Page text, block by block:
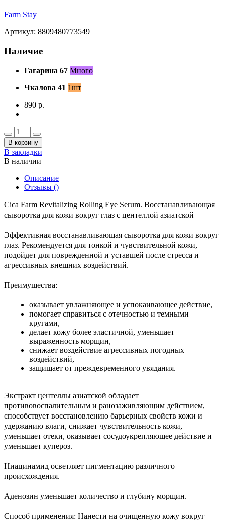
Farm Stay
Артикул: 8809480773549
Наличие
Гагарина 67 Много
Чкалова 41 1шт
890 р.
В корзину
В закладки
В наличии
Описание
Отзывы ()
Cica Farm Revitalizing Rolling Eye Serum. Восстанавливающая
сыворотка для кожи вокруг глаз с центеллой азиатской
Эффективная восстанавливающая сыворотка для кожи вокруг
глаз. Рекомендуется для тонкой и чувствительной кожи,
подойдет для поврежденной и уставшей после стресса и
агрессивных внешних воздействий.
Преимущества:
оказывает увлажняющее и успокаивающее действие,
помогает справиться с отечностью и темными
кругами,
делает кожу более эластичной, уменьшает
выраженность морщин,
снижает воздействие агрессивных погодных
воздействий,
защищает от преждевременного увядания.
Экстракт центеллы азиатской обладает
противовоспалительным и ранозаживляющим действием,
способствует восстановлению барьерных свойств кожи и
удержанию влаги, снижает чувствительность кожи,
уменьшает отеки, оказывает сосудоукрепляющее действие и
уменьшает купероз.
Ниацинамид осветляет пигментацию различного
происхождения.
Аденозин уменьшает количество и глубину морщин.
Способ применения: Нанести на очищенную кожу вокруг